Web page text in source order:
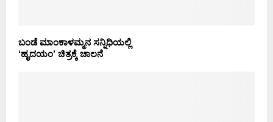
ಬಂಡೆ ಮಾಂಕಾಳಮ್ಮನ ಸನ್ನಿಧಿಯಲ್ಲಿ
‘ಹೃದಯಂ’ ಚಿತ್ರಕ್ಕೆ ಚಾಲನೆ